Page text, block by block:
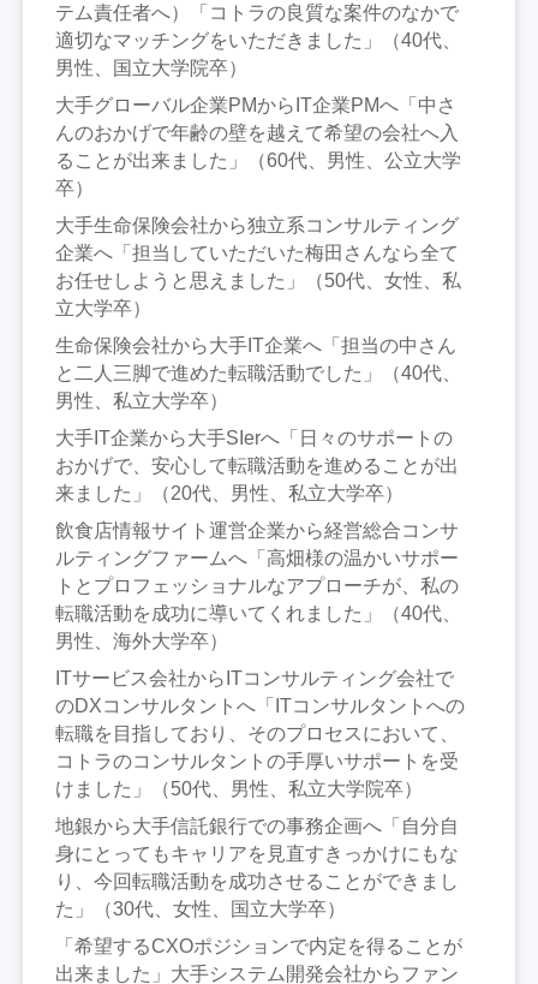
テム責任者へ）「コトラの良質な案件のなかで
適切なマッチングをいただきました」（40代、
男性、国立大学院卒）
大手グローバル企業PMからIT企業PMへ「中さ
んのおかげで年齢の壁を越えて希望の会社へ入
ることが出来ました」（60代、男性、公立大学
卒）
大手生命保険会社から独立系コンサルティング
企業へ「担当していただいた梅田さんなら全て
お任せしようと思えました」（50代、女性、私
立大学卒）
生命保険会社から大手IT企業へ「担当の中さん
と二人三脚で進めた転職活動でした」（40代、
男性、私立大学卒）
大手IT企業から大手SIerへ「日々のサポートの
おかげで、安心して転職活動を進めることが出
来ました」（20代、男性、私立大学卒）
飲食店情報サイト運営企業から経営総合コンサ
ルティングファームへ「高畑様の温かいサポー
トとプロフェッショナルなアプローチが、私の
転職活動を成功に導いてくれました」（40代、
男性、海外大学卒）
ITサービス会社からITコンサルティング会社で
のDXコンサルタントへ「ITコンサルタントへの
転職を目指しており、そのプロセスにおいて、
コトラのコンサルタントの手厚いサポートを受
けました」（50代、男性、私立大学院卒）
地銀から大手信託銀行での事務企画へ「自分自
身にとってもキャリアを見直すきっかけにもな
り、今回転職活動を成功させることができまし
た」（30代、女性、国立大学卒）
「希望するCXOポジションで内定を得ることが
出来ました」大手システム開発会社からファン